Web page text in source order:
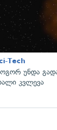
Tech
უნდა
კვლევა